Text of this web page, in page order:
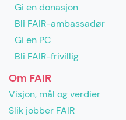
Gi en donasjon
Bli FAIR-ambassadør
Gi en PC
Bli FAIR-frivillig
Om FAIR
Visjon, mål og verdier
Slik jobber FAIR